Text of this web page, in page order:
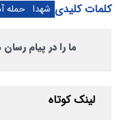
کلمات کلیدی شهدا حمله
ما را در پیام
لینک کوتاه